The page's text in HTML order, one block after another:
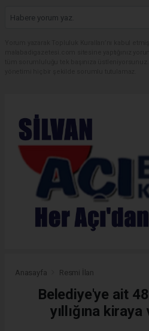
Anasayfa Resmi İlan
Belediye'ye ait
yıllığına